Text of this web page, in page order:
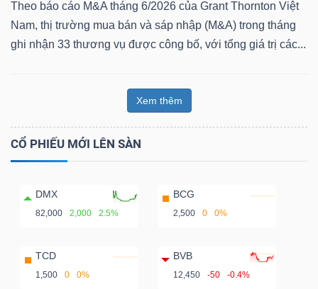
Theo báo cáo M&A tháng 6/2026 của Grant Thornton Việt
Nam, thị trường mua bán và sáp nhập (M&A) trong tháng
ghi nhận 33 thương vụ được công bố, với tổng giá trị các...
Xem thêm
CỔ PHIẾU MỚI LÊN SÀN
DMX
82,000 2,000 2.5%
BCG
2,500 0 0%
TCD
1,500 0 0%
BVB
12,450 -50 -0.4%